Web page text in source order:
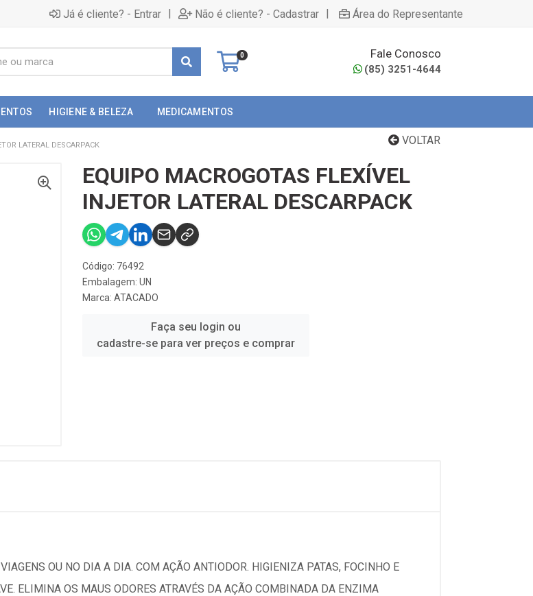
Já é cliente? - Entrar | Não é cliente? - Cadastrar | Área do Representante
0 Fale Conosco
(85) 3251-4644
HIGIENE & BELEZA MEDICAMENTOS
VOLTAR
LATERAL DESCARPACK
EQUIPO MACROGOTAS FLEXÍVEL
INJETOR LATERAL DESCARPACK
Código: 76492
Embalagem: UN
Marca: ATACADO
Faça seu login ou
cadastre-se para ver preços e comprar
OU NO DIA A DIA. COM AÇÃO ANTIODOR. HIGIENIZA PATAS, FOCINHO E
ELIMINA OS MAUS ODORES ATRAVÉS DA AÇÃO COMBINADA DA ENZIMA